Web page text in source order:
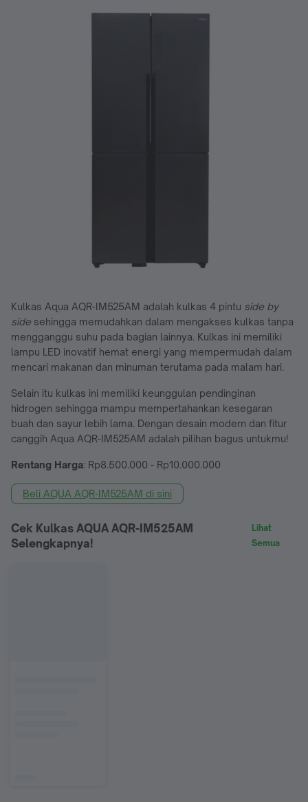
Kulkas Aqua AQR-IM525AM adalah kulkas 4 pintu side by
side sehingga memudahkan dalam mengakses kulkas tanpa
mengganggu suhu pada bagian lainnya. Kulkas ini memiliki
lampu LED inovatif hemat energi yang mempermudah dalam
mencari makanan dan minuman terutama pada malam hari.
Selain itu kulkas ini memiliki keunggulan pendinginan
hidrogen sehingga mampu mempertahankan kesegaran
buah dan sayur lebih lama. Dengan desain modern dan fitur
canggih Aqua AQR-IM525AM adalah pilihan bagus untukmu!
Rentang Harga: Rp8.500.000 - Rp10.000.000
Beli AQUA AQR-IM525AM di sini
Cek Kulkas AQUA AQR-IM525AM
Selengkapnya!
Lihat
Semua